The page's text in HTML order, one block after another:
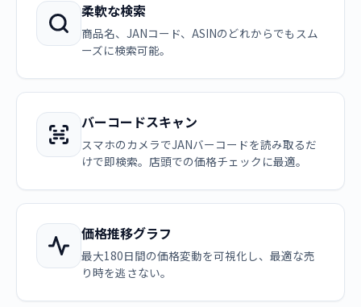
柔軟な検索
商品名、JANコード、ASINのどれからでもスム
ーズに検索可能。
バーコードスキャン
スマホのカメラでJANバーコードを読み取るだ
けで即検索。店頭での価格チェックに最適。
価格推移グラフ
最大180日間の価格変動を可視化し、最適な売
り時を逃さない。